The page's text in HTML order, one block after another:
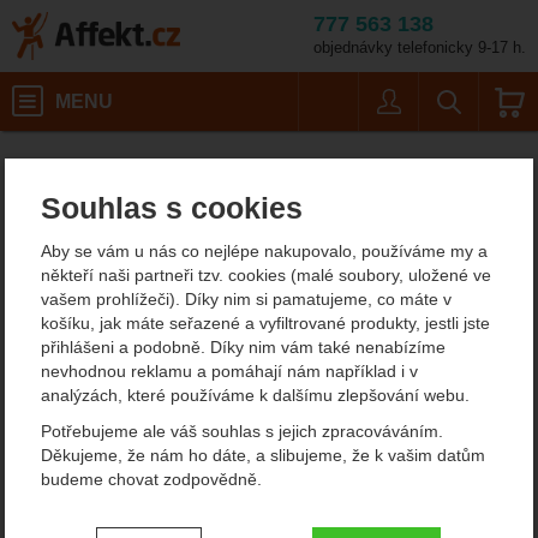
Souhlas s cookies
Aby se vám u nás co nejlépe nakupovalo, používáme my a
někteří naši partneři tzv. cookies (malé soubory, uložené ve
vašem prohlížeči). Díky nim si pamatujeme, co máte v
košíku, jak máte seřazené a vyfiltrované produkty, jestli jste
přihlášeni a podobně. Díky nim vám také nenabízíme
nevhodnou reklamu a pomáhají nám například i v
analýzách, které používáme k dalšímu zlepšování webu.
Potřebujeme ale váš souhlas s jejich zpracováváním.
Děkujeme, že nám ho dáte, a slibujeme, že k vašim datům
budeme chovat zodpovědně.
Nastavení souhlasů s kategoriemi
777 563 138
objednávky telefonicky 9-17 h.
MENU
Velikost: 10,5 /
Hanwag Makra Pro Low
GTX
Fotografie